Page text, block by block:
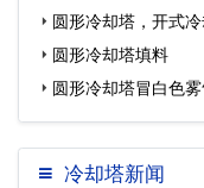
圆形冷却塔，开式
圆形冷却塔填料
圆形冷却塔冒白色
方
冷却塔新闻